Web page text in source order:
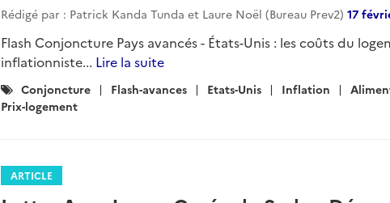
Rédigé par : Patrick Kanda Tunda et Laure Noël (Bureau Prev2) 17
Flash Conjoncture Pays avancés - États-Unis : les coûts du
inflationniste... Lire la suite
Catégories
:
Conjoncture Flash-avances Etats-Unis Inflation
Prix-logement
ARTICLE